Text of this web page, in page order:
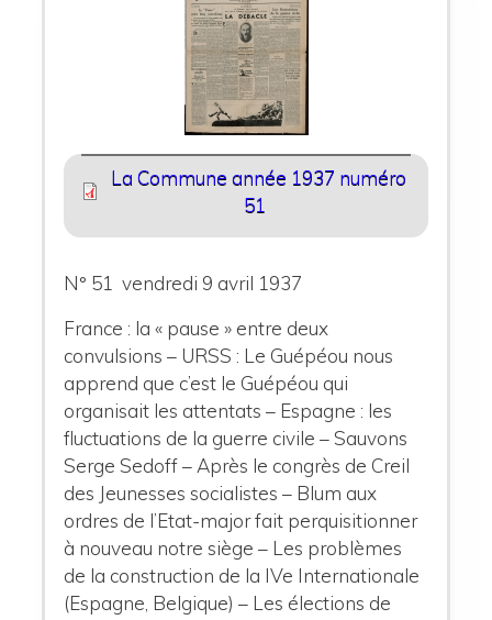
La Commune année 1937 numéro
51
N° 51 vendredi 9 avril 1937
France : la « pause » entre deux
convulsions – URSS : Le Guépéou nous
apprend que c’est le Guépéou qui
organisait les attentats – Espagne : les
fluctuations de la guerre civile – Sauvons
Serge Sedoff – Après le congrès de Creil
des Jeunesses socialistes – Blum aux
ordres de l’Etat-major fait perquisitionner
à nouveau notre siège – Les problèmes
de la construction de la IVe Internationale
(Espagne, Belgique) – Les élections de